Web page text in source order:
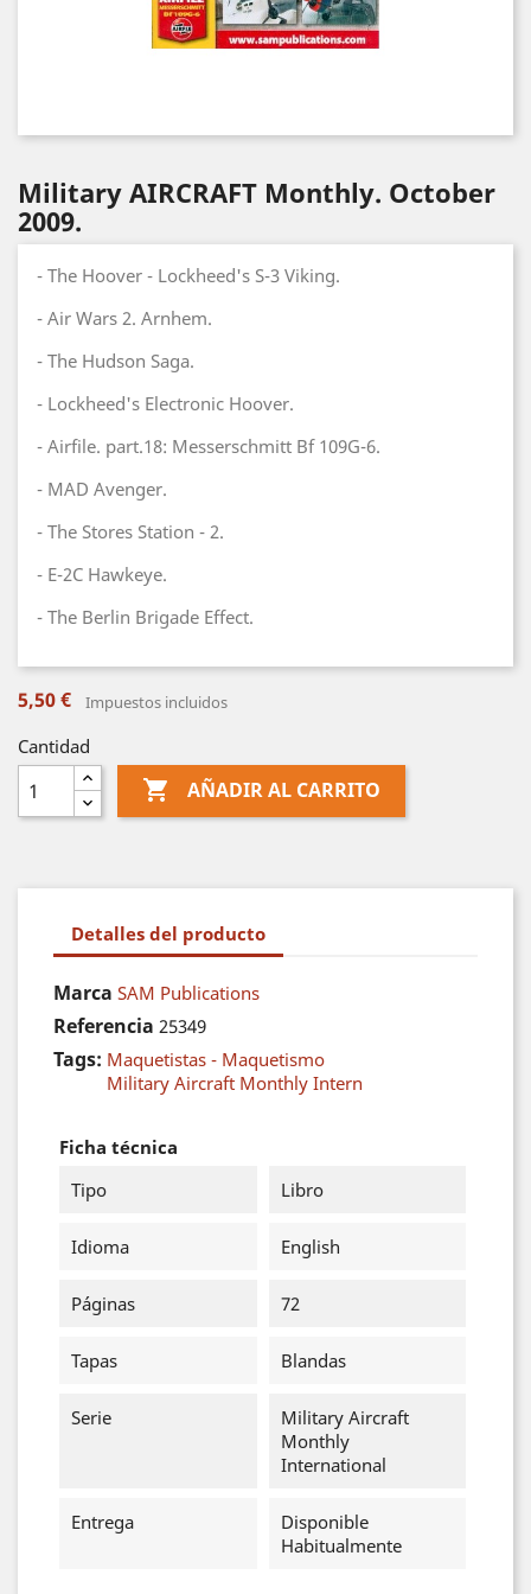
Military AIRCRAFT Monthly. October
2009.
- The Hoover - Lockheed's S-3 Viking.
- Air Wars 2. Arnhem.
- The Hudson Saga.
- Lockheed's Electronic Hoover.
- Airfile. part.18: Messerschmitt Bf 109G-6.
- MAD Avenger.
- The Stores Station - 2.
- E-2C Hawkeye.
- The Berlin Brigade Effect.
5,50 € Impuestos incluidos
Cantidad
 AÑADIR AL CARRITO
Detalles del producto
Marca SAM Publications
Referencia 25349
Tags: Maquetistas - Maquetismo
Military Aircraft Monthly Intern
Ficha técnica
Tipo
Libro
Idioma English
Páginas 72
Tapas Blandas
Serie
Military Aircraft
Monthly
International
Entrega
Disponible
Habitualmente